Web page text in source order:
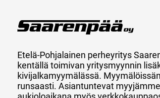
Etelä-Pohjalainen perheyritys
kentällä toimivan yritysmyynnin
kivijalkamyymälässä.
runsaasti. Asiantuntevat